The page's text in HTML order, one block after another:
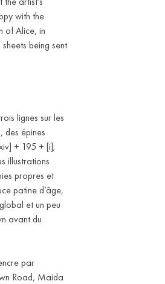
with the
of Alice, in
being sent
lignes sur les
des épines
+ 195 + [i];
illustrations
propres et
patine d’âge,
et un peu
avant du
par
Road, Maida